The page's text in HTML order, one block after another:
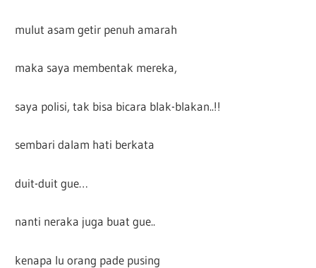
mulut asam getir penuh amarah
maka saya membentak mereka,
saya polisi, tak bisa bicara blak-blakan..!!
sembari dalam hati berkata
duit-duit gue…
nanti neraka juga buat gue..
kenapa lu orang pade pusing